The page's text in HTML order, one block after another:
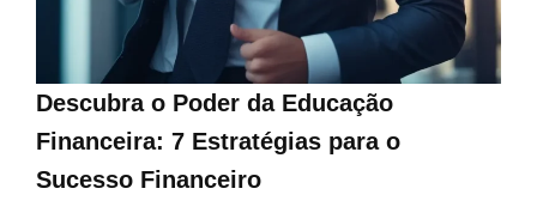
Descubra o Poder da Educação
Financeira: 7 Estratégias para o
Sucesso Financeiro